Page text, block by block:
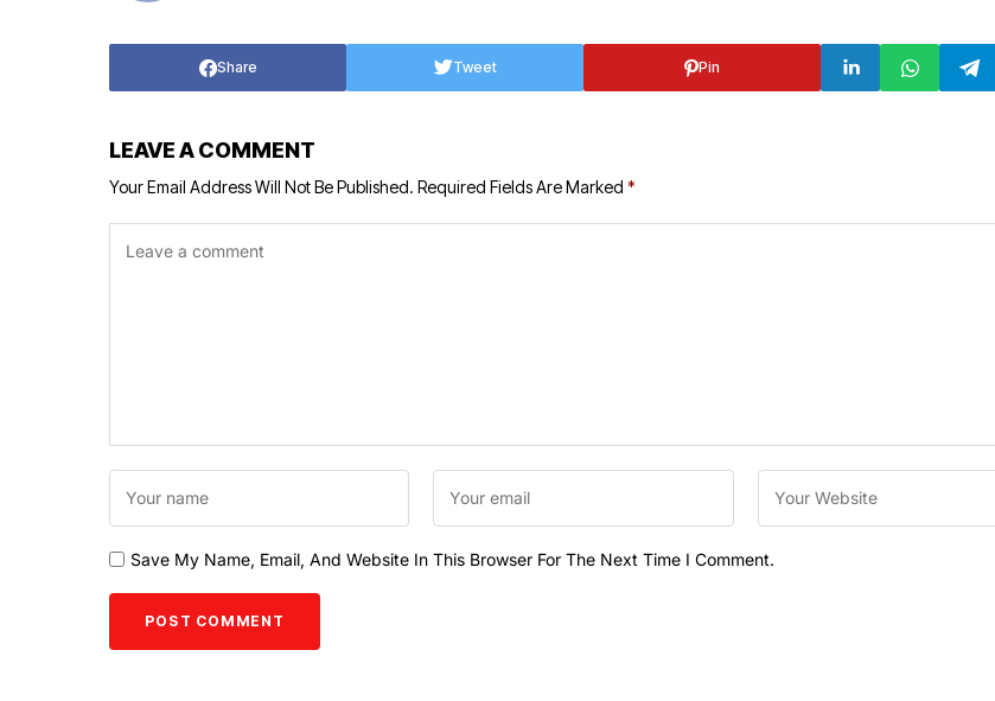
Share Tweet Pin
LEAVE A COMMENT
Your Email Address Will Not Be Published. Required Fields Are Marked *
Save My Name, Email, And Website In This Browser For The Next Time I Comment.